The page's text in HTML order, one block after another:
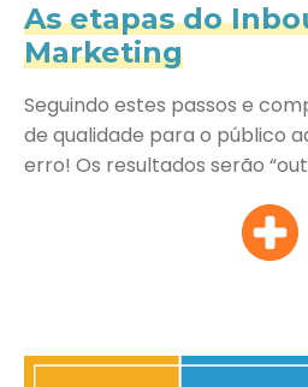
As etapas do
Marketing
Seguindo estes passos e
de qualidade para o público
erro! Os resultados serão